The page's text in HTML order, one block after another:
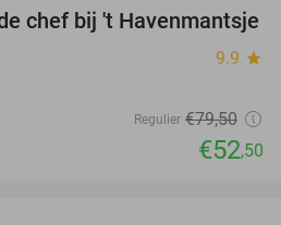
34%
chef bij 't Havenmantsje
9.9 star
Regulier €79,50
€52,50